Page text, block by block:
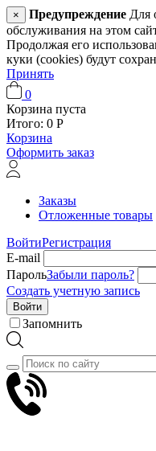
× Предупреждение Для
обслуживания на этом
Продолжая его
куки (cookies) будут
Принять
0
Корзина пуста
Итого: 0 Р
Корзина
Оформить заказ
Заказы
Отложенные товары
ВойтиРегистрация
E-mail
ПарольЗабыли пароль?
Создать учетную запись
Войти
Запомнить